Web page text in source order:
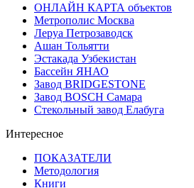
ОНЛАЙН КАРТА объектов
Метрополис Москва
Леруа Петрозаводск
Ашан Тольятти
Эстакада Узбекистан
Бассейн ЯНАО
Завод BRIDGESTONE
Завод BOSCH Самара
Стекольный завод Елабуга
Интересное
ПОКАЗАТЕЛИ
Методология
Книги